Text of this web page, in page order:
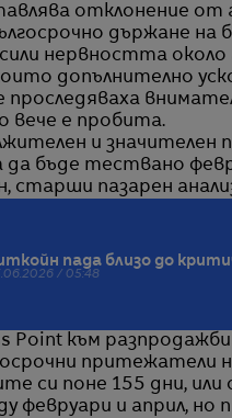
отклонение от
държане на
нервността
допълнително
вече е пробита.
и
бъде тествано
старши пазарен
пада близо до
/ 05:48
Point към
притежатели
си поне 155 дни, или
февруари и април, но